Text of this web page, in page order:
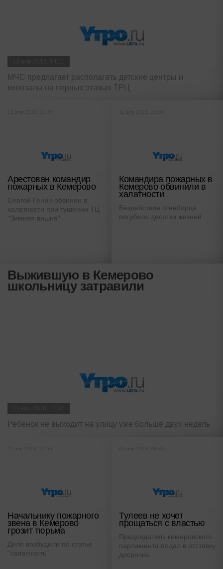
МЧС предлагает располагать детские центры и
кинозалы на первых этажах ТРЦ
Арестован командир
пожарных в Кемерово
Сергей Генин обвинен в
халатности при тушении ТЦ
"Зимняя вишня"
Командира пожарных в
Кемерово обвинили в
халатности
Бездействие огнеборца
погубило десятки жизней
Выжившую в Кемерово
школьницу затравили
Ребенок не выходит на улицу уже больше двух недель
Начальнику пожарного
звена в Кемерово
грозит тюрьма
Дело возбудили по статье
"халатность"
Тулеев не хочет
прощаться с властью
Председатель кемеровского
парламента подал в отставку
досрочно